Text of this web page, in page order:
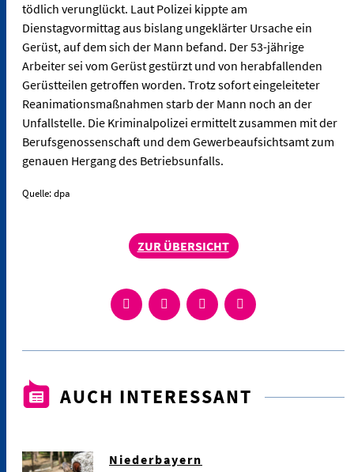
tödlich verunglückt. Laut Polizei kippte am
Dienstagvormittag aus bislang ungeklärter Ursache ein
Gerüst, auf dem sich der Mann befand. Der 53-jährige
Arbeiter sei vom Gerüst gestürzt und von herabfallenden
Gerüstteilen getroffen worden. Trotz sofort eingeleiteter
Reanimationsmaßnahmen starb der Mann noch an der
Unfallstelle. Die Kriminalpolizei ermittelt zusammen mit der
Berufsgenossenschaft und dem Gewerbeaufsichtsamt zum
genauen Hergang des Betriebsunfalls.
Quelle: dpa
ZUR ÜBERSICHT
AUCH INTERESSANT
Niederbayern